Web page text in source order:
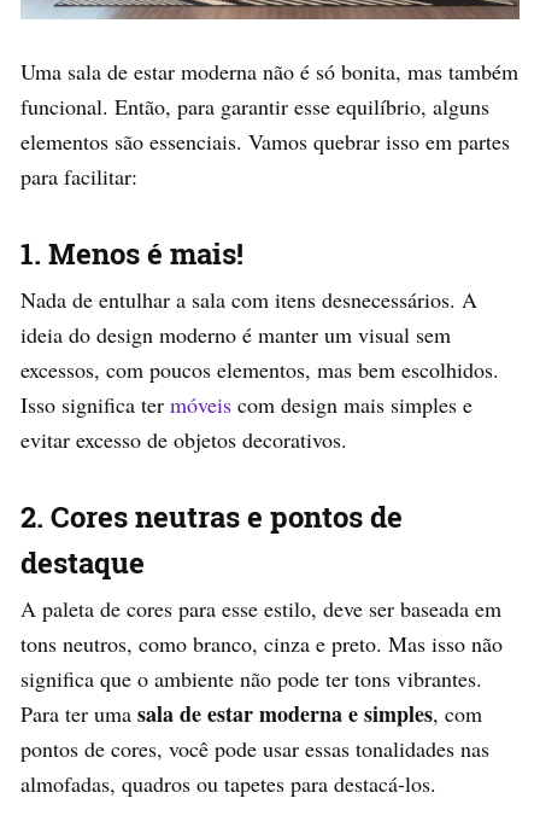
Uma sala de estar moderna não é só bonita, mas também
funcional. Então, para garantir esse equilíbrio, alguns
elementos são essenciais. Vamos quebrar isso em partes
para facilitar:
1. Menos é mais!
Nada de entulhar a sala com itens desnecessários. A
ideia do design moderno é manter um visual sem
excessos, com poucos elementos, mas bem escolhidos.
Isso significa ter móveis com design mais simples e
evitar excesso de objetos decorativos.
2. Cores neutras e pontos de
destaque
A paleta de cores para esse estilo, deve ser baseada em
tons neutros, como branco, cinza e preto. Mas isso não
significa que o ambiente não pode ter tons vibrantes.
Para ter uma sala de estar moderna e simples, com
pontos de cores, você pode usar essas tonalidades nas
almofadas, quadros ou tapetes para destacá-los.